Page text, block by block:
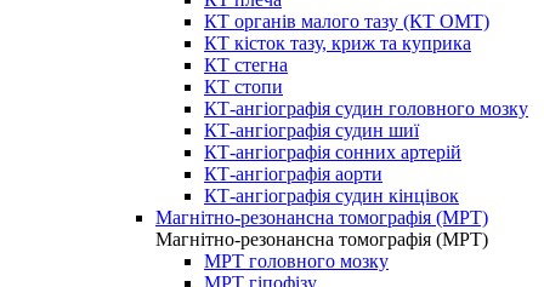
КТ органів малого тазу (КТ ОМТ)
КТ кісток тазу, криж та куприка
КТ стегна
КТ стопи
КТ-ангіографія судин головного мозку
КТ-ангіографія судин шиї
КТ-ангіографія сонних артерій
КТ-ангіографія аорти
КТ-ангіографія судин кінцівок
Магнітно-резонансна томографія (МРТ)
Магнітно-резонансна томографія (МРТ)
МРТ головного мозку
МРТ гіпофізу